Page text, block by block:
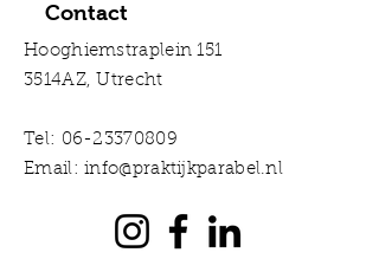
Contact
Hooghiemstraplein 151
3514AZ, Utrecht
Tel: 06-23370809
Email:info@praktijkparabel.nl